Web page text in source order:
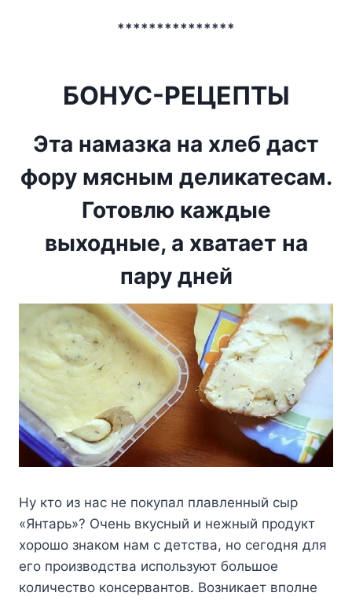
***************
БОНУС-РЕЦЕПТЫ
Эта намазка на хлеб даст
фору мясным деликатесам.
Готовлю каждые
выходные, а хватает на
пару дней
Ну кто из нас не покупал плавленный сыр
«Янтарь»? Очень вкусный и нежный продукт
хорошо знаком нам с детства, но сегодня для
его производства используют большое
количество консервантов. Возникает вполне